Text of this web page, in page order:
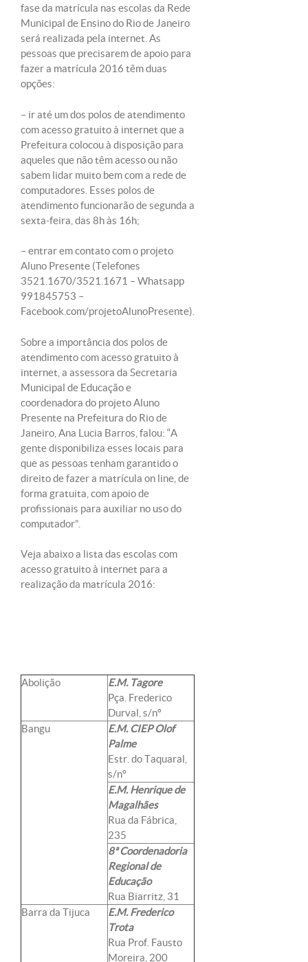
fase da matrícula nas escolas da Rede
Municipal de Ensino do Rio de Janeiro
será realizada pela internet. As
pessoas que precisarem de apoio para
fazer a matrícula 2016 têm duas
opções:
– ir até um dos polos de atendimento
com acesso gratuito à internet que a
Prefeitura colocou à disposição para
aqueles que não têm acesso ou não
sabem lidar muito bem com a rede de
computadores. Esses polos de
atendimento funcionarão de segunda a
sexta-feira, das 8h às 16h;
– entrar em contato com o projeto
Aluno Presente (Telefones
3521.1670/3521.1671 – Whatsapp
991845753 –
Facebook.com/projetoAlunoPresente).
Sobre a importância dos polos de
atendimento com acesso gratuito à
internet, a assessora da Secretaria
Municipal de Educação e
coordenadora do projeto Aluno
Presente na Prefeitura do Rio de
Janeiro, Ana Lucia Barros, falou: “A
gente disponibiliza esses locais para
que as pessoas tenham garantido o
direito de fazer a matrícula on line, de
forma gratuita, com apoio de
profissionais para auxiliar no uso do
computador”.
Veja abaixo a lista das escolas com
acesso gratuito à internet para a
realização da matrícula 2016:
Abolição
E.M. Tagore
Pça. Frederico
Durval, s/nº
Bangu
E.M. CIEP Olof
Palme
Estr. do Taquaral,
s/nº
E.M. Henrique de
Magalhães
Rua da Fábrica,
235
8ª Coordenadoria
Regional de
Educação
Rua Biarritz, 31
Barra da Tijuca
E.M. Frederico
Trota
Rua Prof. Fausto
Moreira, 200